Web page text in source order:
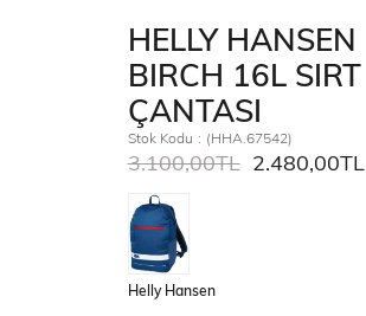
HELLY HANSEN
BIRCH 16L SIRT
ÇANTASI
Stok Kodu (HHA.67542)
3.100,00TL 2.480,00TL
Helly Hansen